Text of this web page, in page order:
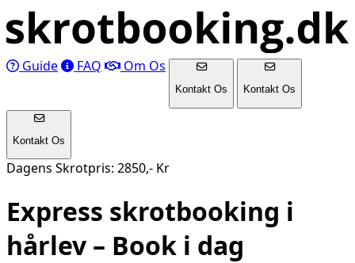
Guide FAQ Om Os
Kontakt Os Kontakt Os
Kontakt Os
Dagens Skrotpris: 2850,- Kr
Express skrotbooking i
hårlev – Book i dag